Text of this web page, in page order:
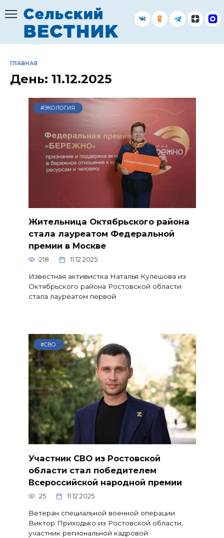
содержанию
ГЛАВНАЯ
День: 11.12.2025
#ЭКОЛОГИЯ
Жительница Октябрьского района
стала лауреатом Федеральной
премии в Москве
218 11.12.2025
Известная активистка Наталья Кулешова из
Октябрьского района Ростовской области
стала лауреатом первой
#СВО
Участник СВО из Ростовской
области стал победителем
Всероссийской народной премии
25 11.12.2025
Ветеран специальной военной операции
Виктор Приходько из Ростовской области,
участник региональной кадровой